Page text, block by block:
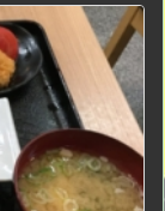
次へ

検索